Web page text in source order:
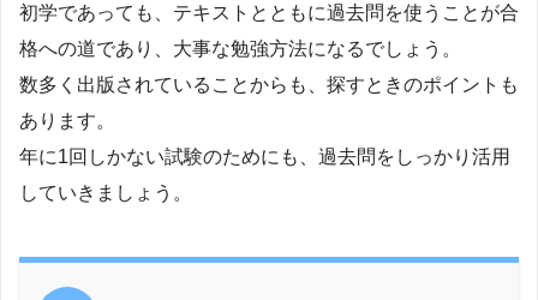
初学であっても、テキストとともに過去問を使うことが合
格への道であり、大事な勉強方法になるでしょう。
数多く出版されていることからも、探すときのポイントも
あります。
年に1回しかない試験のためにも、過去問をしっかり活用
していきましょう。